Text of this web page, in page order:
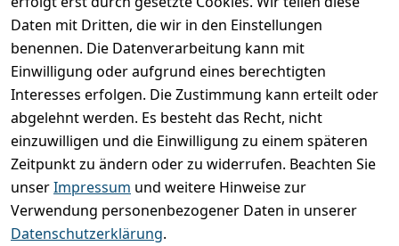
Durchschnittliche Bewertung
0
Basierend auf 0 Bewertung(en)
Bewertung abgeben
5
( 0 )
4
( 0 )
3
( 0 )
2
( 0 )
1
Daten mit Dritten, die wir in den Einstellungen
benennen. Die Datenverarbeitung kann mit
Einwilligung oder aufgrund eines berechtigten
Interesses erfolgen. Die Zustimmung kann erteilt oder
abgelehnt werden. Es besteht das Recht, nicht
einzuwilligen und die Einwilligung zu einem späteren
Zeitpunkt zu ändern oder zu widerrufen. Beachten Sie
unserImpressum und weitere Hinweise zur
Verwendung personenbezogener Daten in unserer
Datenschutzerklärung.